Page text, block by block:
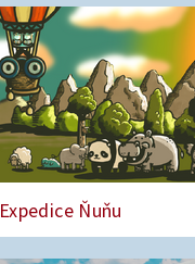
Expedice Ňuňu